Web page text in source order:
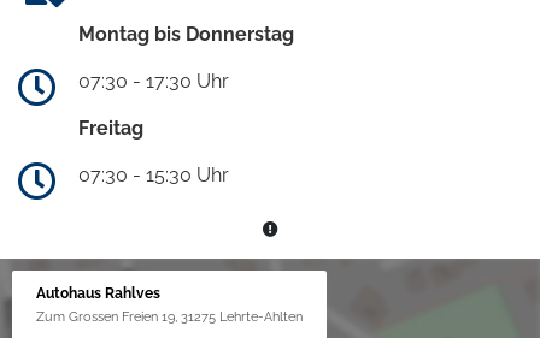
Montag bis Donnerstag
07:30 - 17:30 Uhr
Freitag
07:30 - 15:30 Uhr
Autohaus Rahlves
Zum Grossen Freien 19, 31275 Lehrte-Ahlten